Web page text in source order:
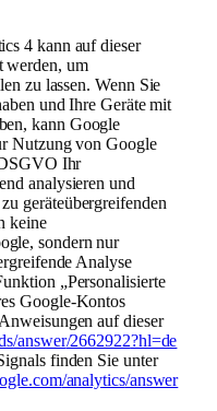
4 kann auf dieser
werden, um
zu lassen. Wenn Sie
und Ihre Geräte mit
kann Google
Nutzung von Google
Ihr
analysieren und
geräteübergreifenden
keine
sondern nur
Analyse
„Personalisierte
Google-Kontos
auf dieser
/answer/2662922?hl=de
finden Sie unter
/analytics/answer